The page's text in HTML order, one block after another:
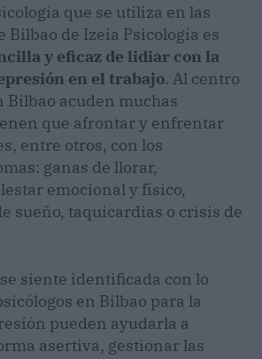
que se utiliza en las
Bilbao de Izeia Psicología es
y eficaz de lidiar con la
en el trabajo. Al centro
Bilbao acuden muchas
que afrontar y enfrentar
entre otros, con los
ganas de llorar,
emocional y físico,
sueño, taquicardias o crisis de
siente identificada con lo
en Bilbao para la
pueden ayudarla a
asertiva, gestionar las